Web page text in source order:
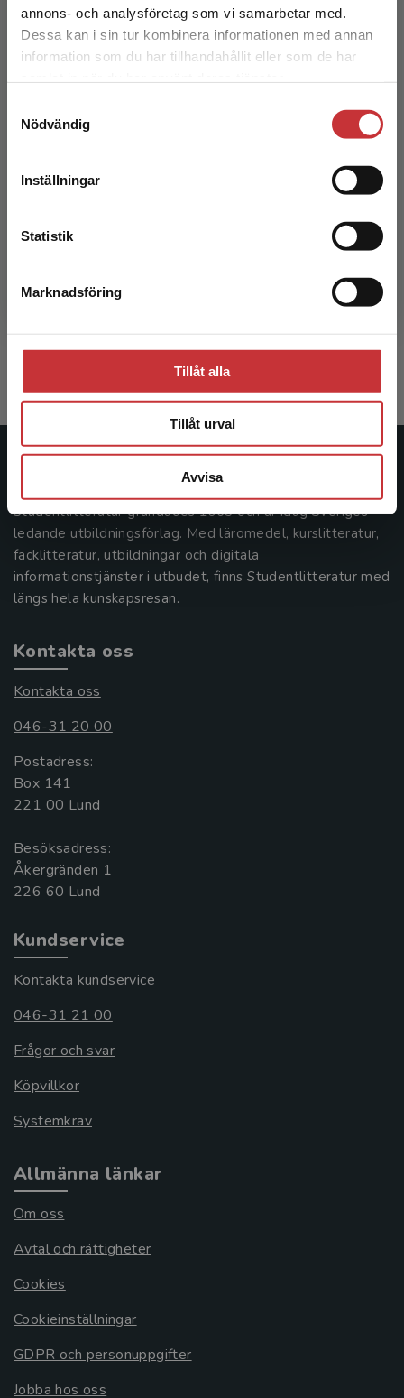
annons- och analysföretag som vi samarbetar med.
Dessa kan i sin tur kombinera informationen med annan
information som du har tillhandahållit eller som de har
Nödvändig
Inställningar
Statistik
Marknadsföring
Tillåt alla
Tillåt urval
Avvisa
Det verkar som att du besöker
studentlitteratur.se via en enhet utanför Sverige.
Vi erbjuder inte leveranser utanför Sverige. För
att kunna slutföra ett köp måste
Karlsson, Lis-Bodil m.fl. (red.)
436 krinkl. moms
Utsatthet, marginalisering och utanförskap
Studentlitteratur grundades 1963 och är idag Sveriges
ledande utbildningsförlag. Med läromedel, kurslitteratur,
facklitteratur, utbildningar och digitala
informationstjänster i utbudet, finns Studentlitteratur med
längs hela kunskapsresan.
Kontakta oss
Kontakta oss
046-31 20 00
Postadress:
Box 141
221 00 Lund
Besöksadress:
Åkergränden 1
Kundservice
Kontakta kundservice
046-31 21 00
Frågor och svar
Köpvillkor
Systemkrav
Allmänna länkar
Om oss
Avtal och rättigheter
Cookies
Cookieinställningar
GDPR och personuppgifter
Jobba hos oss